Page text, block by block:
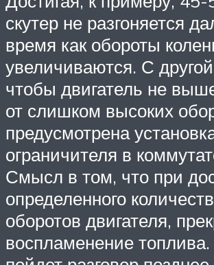
скутер не разгоняется
время как обороты
увеличиваются. С
чтобы двигатель не
от слишком высоких
предусмотрена
ограничителя в
Смысл в том, что при
определенного
оборотов двигателя,
воспламенение